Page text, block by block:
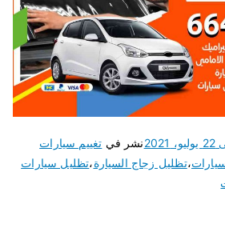
22 يوليو، 2021 نشر في تغييم سيارات
،تظليل زجاج السيارة،تظليل سيارات